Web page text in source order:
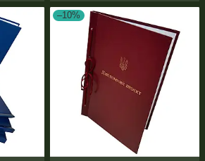
–10%